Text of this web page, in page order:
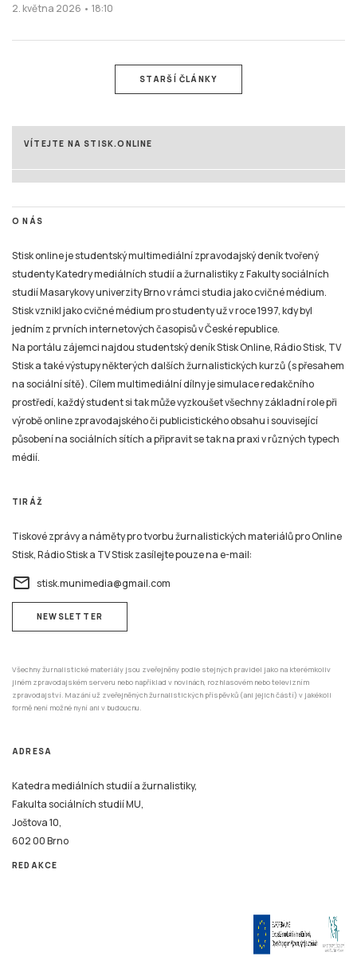
2. května 2026 • 18:10
STARŠÍ ČLÁNKY
VÍTEJTE NA STISK.ONLINE
O NÁS
Stisk online je studentský multimediální zpravodajský deník tvořený
studenty Katedry mediálních studií a žurnalistiky z Fakulty sociálních
studií Masarykovy univerzity Brno v rámci studia jako cvičné médium.
Stisk vznikl jako cvičné médium pro studenty už v roce 1997, kdy byl
jedním z prvních internetových časopisů v České republice.
Na portálu zájemci najdou studentský deník Stisk Online, Rádio Stisk, TV
Stisk a také výstupy některých dalších žurnalistických kurzů (s přesahem
na sociální sítě). Cílem multimediální dílny je simulace redakčního
prostředí, každý student si tak může vyzkoušet všechny základní role při
výrobě online zpravodajského či publicistického obsahu i související
působení na sociálních sítích a připravit se tak na praxi v různých typech
médií.
TIRÁŽ
Tiskové zprávy a náměty pro tvorbu žurnalistických materiálů pro Online
Stisk, Rádio Stisk a TV Stisk zasílejte pouze na e-mail:
email stisk.munimedia@gmail.com
NEWSLETTER
Všechny žurnalistické materiály jsou zveřejněny podle stejných pravidel jako na kterémkoliv
jiném zpravodajském serveru nebo například v novinách, rozhlasovém nebo televizním
zpravodajství. Mazání už zveřejněných žurnalistických příspěvků (ani jejich částí) v jakékoli
formě není možné nyní ani v budoucnu.
ADRESA
Katedra mediálních studií a žurnalistiky,
Fakulta sociálních studií MU,
Joštova 10,
602 00 Brno
REDAKCE